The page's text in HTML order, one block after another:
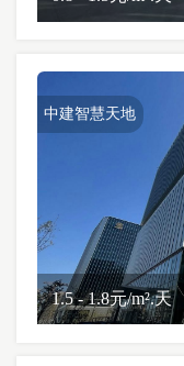
中建智慧天地
1.5 - 1.8元/m².天